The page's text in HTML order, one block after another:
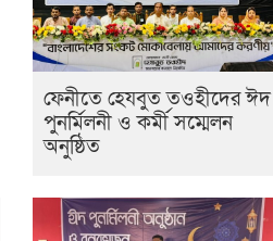
ফেনীতে হেযবুত তওহীদের ঈদ
পুনর্মিলনী ও কর্মী সম্মেলন
অনুষ্ঠিত